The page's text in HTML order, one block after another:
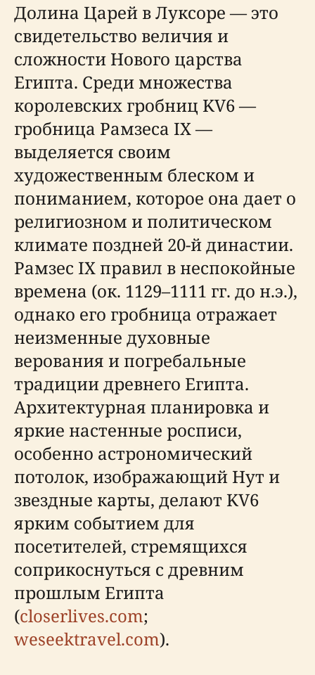
Долина Царей в Луксоре — это
свидетельство величия и
сложности Нового царства
Египта. Среди множества
королевских гробниц KV6 —
гробница Рамзеса IX —
выделяется своим
художественным блеском и
пониманием, которое она дает о
религиозном и политическом
климате поздней 20-й династии.
Рамзес IX правил в неспокойные
времена (ок. 1129–1111 гг. до н.э.),
однако его гробница отражает
неизменные духовные
верования и погребальные
традиции древнего Египта.
Архитектурная планировка и
яркие настенные росписи,
особенно астрономический
потолок, изображающий Нут и
звездные карты, делают KV6
ярким событием для
посетителей, стремящихся
соприкоснуться с древним
прошлым Египта
(closerlives.com;
weseektravel.com).